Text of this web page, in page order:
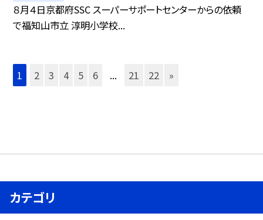
８月４日京都府SSC スーパーサポートセンターからの依頼
で福知山市立 淳明小学校...
1 2 3 4 5 6 ... 21 22 »
カテゴリ